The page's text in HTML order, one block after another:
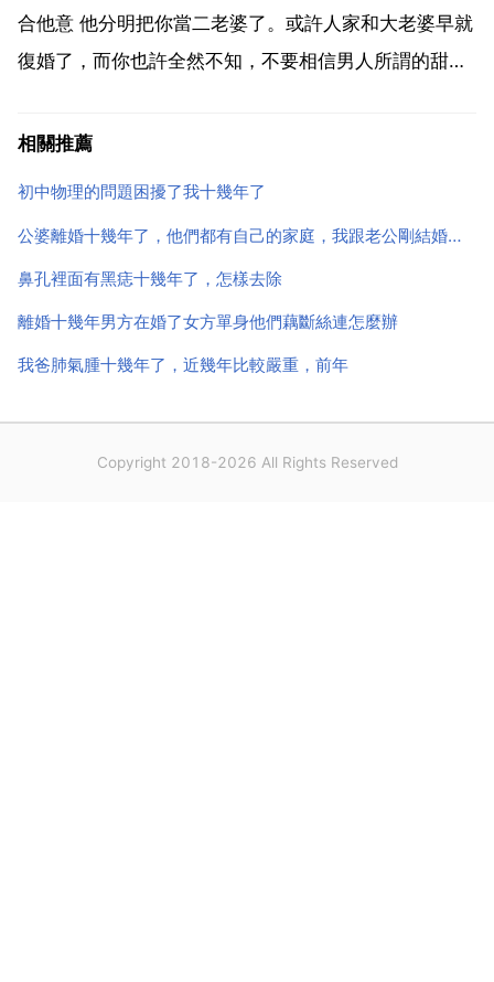
合他意 他分明把你當二老婆了。或許人家和大老婆早就
復婚了，而你也許全然不知，不要相信男人所謂的甜言
關係嗎，不發生，他大老婆也許早走了，他們之前已經
相關推薦
初中物理的問題困擾了我十幾年了
公婆離婚十幾年了，他們都有自己的家庭，我跟老公剛結婚的我們跟公公住的，現在婆婆生病了，我該管她嗎
鼻孔裡面有黑痣十幾年了，怎樣去除
離婚十幾年男方在婚了女方單身他們藕斷絲連怎麼辦
我爸肺氣腫十幾年了，近幾年比較嚴重，前年
Copyright 2018-2026 All Rights Reserved